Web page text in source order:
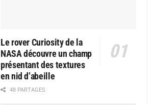
Le rover Curiosity de la
NASA découvre un champ
présentant des textures
en nid d’abeille
48 PARTAGES